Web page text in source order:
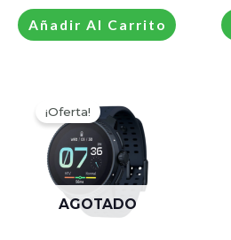
Añadir Al Carrito
¡Oferta!
AGOTADO
¡Oferta!precio
original
era:
S/2,499.00.